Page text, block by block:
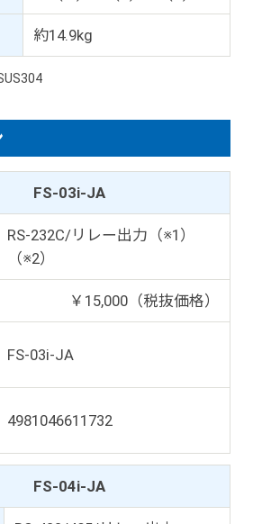
約14.9kg
FS-03i-JA
RS-232C/リレー出力（※1）
（※2）
￥15,000（税抜価格）
FS-03i-JA
4981046611732
FS-04i-JA